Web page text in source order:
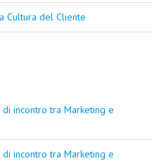
Cultura del Cliente
incontro tra Marketing e
incontro tra Marketing e